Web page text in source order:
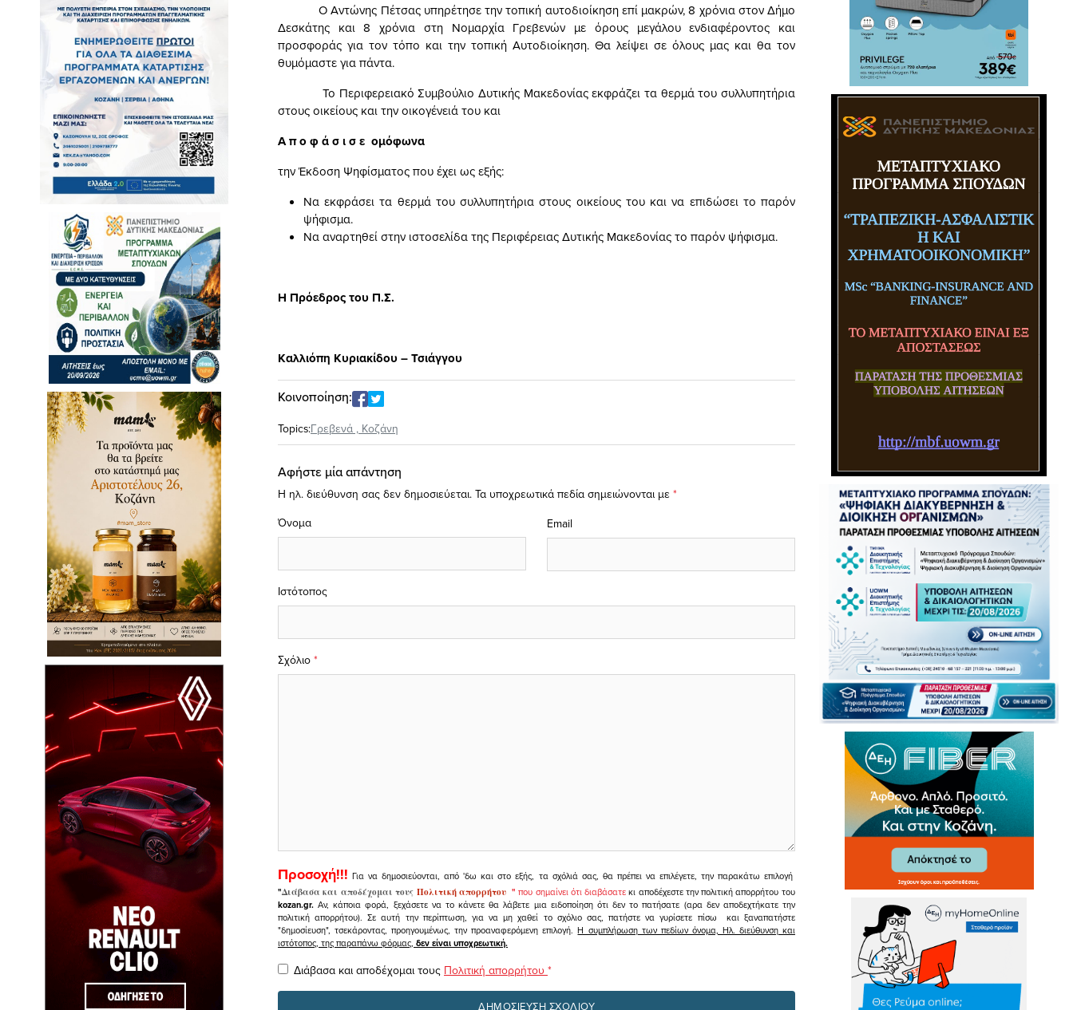
Ο Αντώνης Πέτσας υπηρέτησε την τοπική αυτοδιοίκηση επί μακρών, 8 χρόνια στον Δήμο
Δεσκάτης και 8 χρόνια στη Νομαρχία Γρεβενών με όρους μεγάλου ενδιαφέροντος και
προσφοράς για τον τόπο και την τοπική Αυτοδιοίκηση. Θα λείψει σε όλους μας και θα τον
θυμόμαστε για πάντα.
Το Περιφερειακό Συμβούλιο Δυτικής Μακεδονίας εκφράζει τα θερμά του συλλυπητήρια
στους οικείους και την οικογένειά του και
Α π ο φ ά σ ι σ ε ομόφωνα
την Έκδοση Ψηφίσματος που έχει ως εξής:
Να εκφράσει τα θερμά του συλλυπητήρια στους οικείους του και να επιδώσει το παρόν
ψήφισμα.
Να αναρτηθεί στην ιστοσελίδα της Περιφέρειας Δυτικής Μακεδονίας το παρόν ψήφισμα.
Η Πρόεδρος του Π.Σ.
Καλλιόπη Κυριακίδου – Τσιάγγου
Κοινοποίηση:
Topics:Γρεβενά , Κοζάνη
Αφήστε μία απάντηση
Η ηλ. διεύθυνση σας δεν δημοσιεύεται. Τα υποχρεωτικά πεδία σημειώνονται με *
Σχόλιο *
Όνομα Email
Ιστότοπος
Προσοχή!!! Για να δημοσιεύονται, από 'δω και στο εξής, τα σχόλιά σας, θα πρέπει να επιλέγετε, την παρακάτω επιλογή
"Διάβασα και αποδέχομαι τουςΠολιτική απορρήτου " που σημαίνει ότι διαβάσατεκι αποδέχεστε την πολιτική απορρήτου του
kozan.gr. Αν, κάποια φορά, ξεχάσετε να το κάνετε θα λάβετε μια ειδοποίηση ότι δεν το πατήσατε (αρα δεν αποδεχτήκατε την
πολιτική απορρήτου). Σε αυτή την περίπτωση, για να μη χαθεί το σχόλιο σας, πατήστε να γυρίσετε πίσω και ξαναπατήστε
"δημοσίευση", τσεκάροντας, προηγουμένως, την προαναφερόμενη επιλογή.Η συμπλήρωση των πεδίων όνομα, Ηλ. διεύθυνση και
ιστότοπος, της παραπάνω φόρμας, δεν είναι υποχρεωτική.
Διάβασα και αποδέχομαι τους Πολιτική απορρήτου *